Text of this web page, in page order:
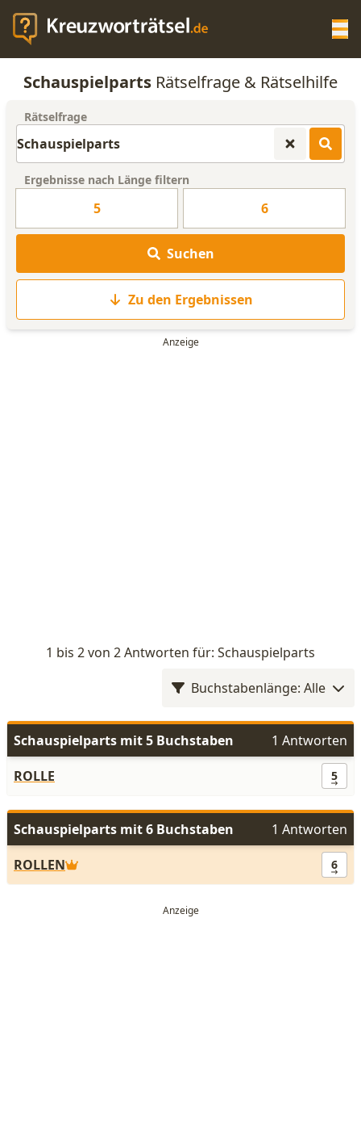
KREUZWORTRÄTSEL-HILFE
WORTLISTE
Schauspielparts Rätselfrage & Rätselhilfe
Rätselfrage
Ergebnisse nach Länge filtern
5 6
Suchen
Zu den Ergebnissen
1 bis 2 von 2 Antworten für: Schauspielparts
Buchstabenlänge: Alle
Schauspielparts mit 5 Buchstaben
1 Antworten
ROLLE
5
Schauspielparts mit 6 Buchstaben
1 Antworten
ROLLEN
6